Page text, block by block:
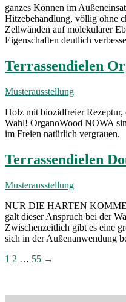
ganzes Können im
Hitzebehandlung, völlig ohne
Zellwänden auf molekularer
Eigenschaften deutlich
Terrassendielen
Musterausstellung
Holz mit biozidfreier Rezeptur,
Wahl! OrganoWood NOWA
im Freien natürlich vergrauen.
Terrassendielen
Musterausstellung
NUR DIE HARTEN
galt dieser Anspruch bei der
Zwischenzeitlich gibt es eine
sich in der Außenanwendung
Beiträge
1 2 … 55 →